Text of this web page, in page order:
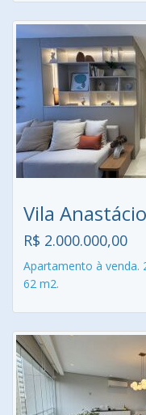
Vila Anastácio
R$ 2.000.000,00
Apartamento à venda.
62 m2.